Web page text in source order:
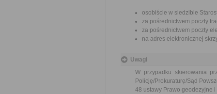
osobiście w siedzibie
za pośrednictwem poczty
za pośrednictwem poczty
na adres elektronicznej
Uwagi
W przypadku skierowania
Policję/Prokuraturę/Sąd
48 ustawy Prawo geodezyjne